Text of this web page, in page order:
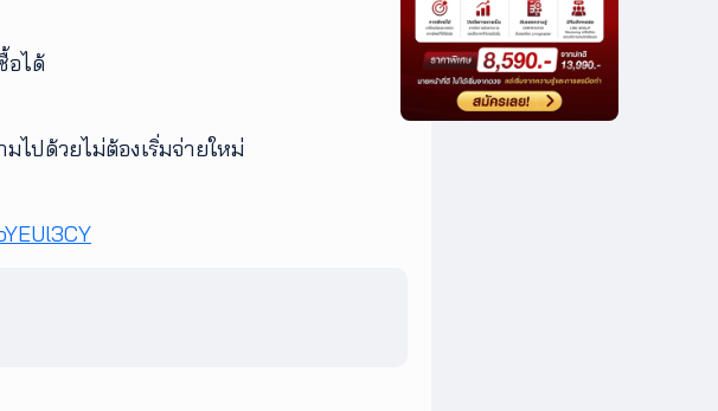
อได้
ไปด้วยไม่ต้องเริ่มจ่ายใหม่